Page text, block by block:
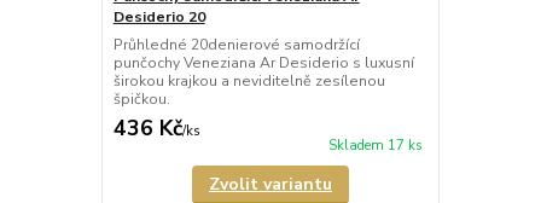
Desiderio 20
Průhledné 20denierové samodržící
punčochy Veneziana Ar Desiderio s luxusní
širokou krajkou a neviditelně zesílenou
špičkou.
436 Kč/ks
Skladem 17 ks
Zvolit variantu